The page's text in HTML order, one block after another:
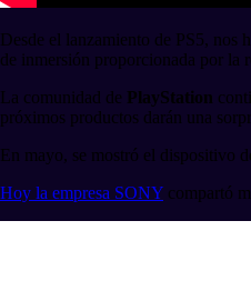
Desde el lanzamiento de PS5, nos
de inmersión proporcionada por la
La comunidad de PlayStation
próximos productos darán una
En mayo, se mostró el dispositivo
Hoy la empresa SONY compartó